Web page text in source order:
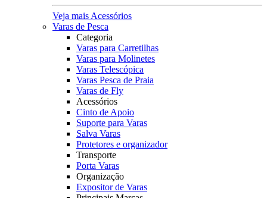
Veja mais Acessórios
Varas de Pesca
Categoria
Varas para Carretilhas
Varas para Molinetes
Varas Telescópica
Varas Pesca de Praia
Varas de Fly
Acessórios
Cinto de Apoio
Suporte para Varas
Salva Varas
Protetores e organizador
Transporte
Porta Varas
Organização
Expositor de Varas